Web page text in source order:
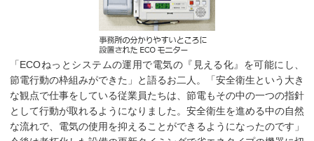
「ECOねっとシステムの運用で電気の『見える化』を可能にし、
節電行動の枠組みができた」と語るお二人。「安全衛生という大き
な観点で仕事をしている従業員たちは、節電もその中の一つの指針
として行動が取れるようになりました。安全衛生を進める中の自然
な流れで、電気の使用を抑えることができるようになったのです」